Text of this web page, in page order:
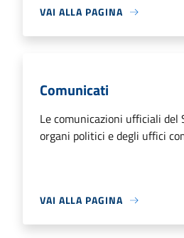
VAI ALLA PAGINA
Comunicati
Le comunicazioni ufficiali del
organi politici e degli uffici
VAI ALLA PAGINA